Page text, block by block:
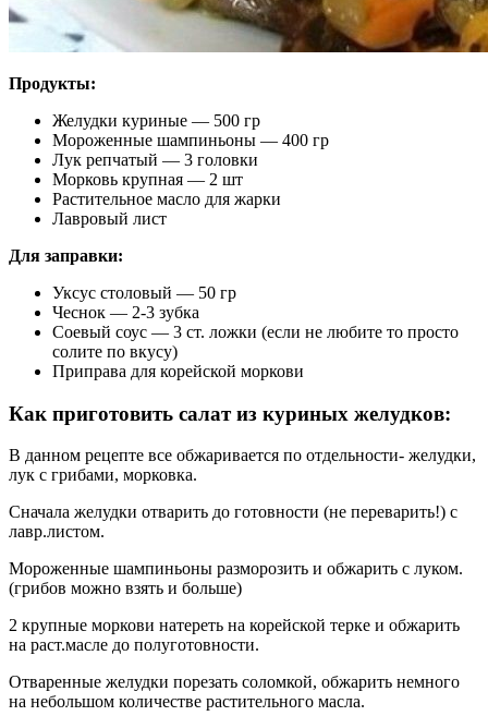
Продукты:
Желудки куриные — 500 гр
Мороженные шампиньоны — 400 гр
Лук репчатый — 3 головки
Морковь крупная — 2 шт
Растительное масло для жарки
Лавровый лист
Для заправки:
Уксус столовый — 50 гр
Чеснок — 2-3 зубка
Соевый соус — 3 ст. ложки (если не любите то просто
солите по вкусу)
Приправа для корейской моркови
Как приготовить салат из куриных желудков:
В данном рецепте все обжаривается по отдельности- желудки,
лук с грибами, морковка.
Сначала желудки отварить до готовности (не переварить!) с
лавр.листом.
Мороженные шампиньоны разморозить и обжарить с луком.
(грибов можно взять и больше)
2 крупные моркови натереть на корейской терке и обжарить
на раст.масле до полуготовности.
Отваренные желудки порезать соломкой, обжарить немного
на небольшом количестве растительного масла.